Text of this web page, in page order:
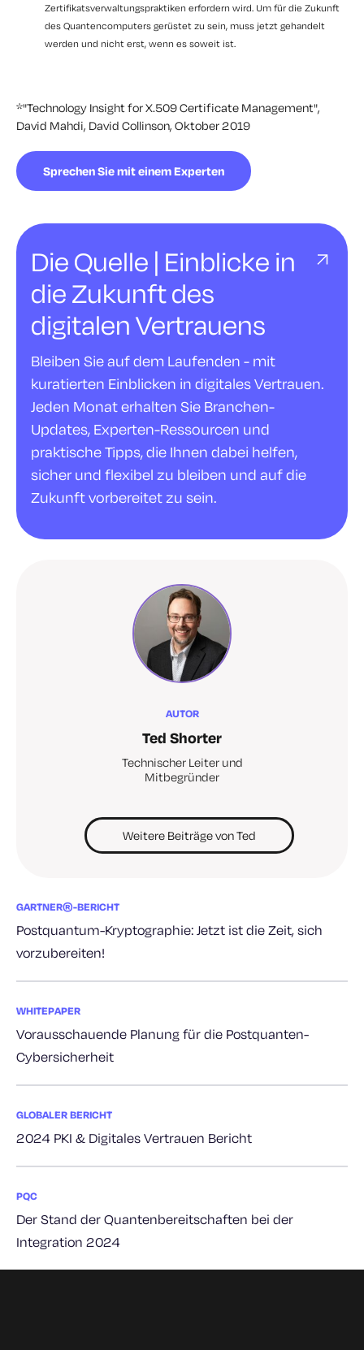
Zertifikatsverwaltungspraktiken erfordern wird. Um für die Zukunft
des Quantencomputers gerüstet zu sein, muss jetzt gehandelt
werden und nicht erst, wenn es soweit ist.
*"Technology Insight for X.509 Certificate Management",
David Mahdi, David Collinson, Oktober 2019
Sprechen Sie mit einem Experten
Die Quelle | Einblicke in
die Zukunft des
digitalen Vertrauens
Bleiben Sie auf dem Laufenden - mit
kuratierten Einblicken in digitales Vertrauen.
Jeden Monat erhalten Sie Branchen-
Updates, Experten-Ressourcen und
praktische Tipps, die Ihnen dabei helfen,
sicher und flexibel zu bleiben und auf die
Zukunft vorbereitet zu sein.
AUTOR
Ted Shorter
Technischer Leiter und
Mitbegründer
Weitere Beiträge von Ted
GARTNER®-BERICHT
Postquantum-Kryptographie: Jetzt ist die Zeit, sich
vorzubereiten!
WHITEPAPER
Vorausschauende Planung für die Postquanten-
Cybersicherheit
GLOBALER BERICHT
2024 PKI & Digitales Vertrauen Bericht
PQC
Der Stand der Quantenbereitschaften bei der
Integration 2024